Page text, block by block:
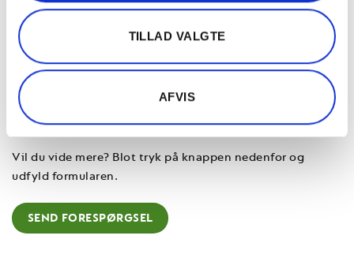
TILLAD VALGTE
AFVIS
Hos Nespresso Professional forstår vi vigtigheden af gode
relationer. Vi er her for at støtte dig i hver fase af din
kafferejse og vi er altid klar til at gå den ekstra mil for at
sikre din tilfredshed. Så tag det næste skridt i dag og
oplev, hvordan Nespresso Professional kan gøre en forskel
for din virksomhed. Fordi vi ved, at en god kop kaffe kan
gøre en stor forskel.
Vil du vide mere? Blot tryk på knappen nedenfor og
udfyld formularen.
SEND FORESPØRGSEL